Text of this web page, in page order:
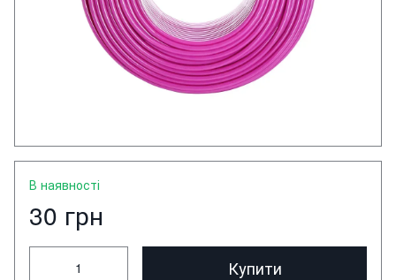
В наявності
30 грн
Купити